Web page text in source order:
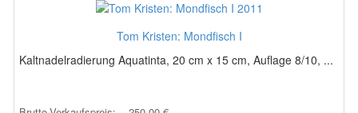
Tom Kristen: Mondfisch I
Kaltnadelradierung Aquatinta, 20 cm x 15 cm, Auflage 8/10, ...